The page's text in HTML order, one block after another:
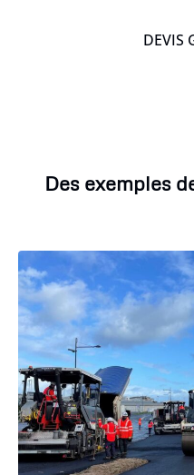
DEVIS
Des exemples